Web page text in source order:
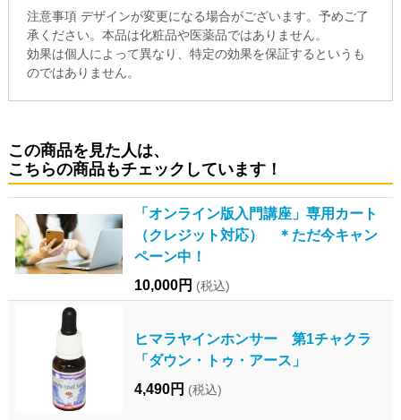
注意事項 デザインが変更になる場合がございます。予めご了
承ください。本品は化粧品や医薬品ではありません。
効果は個人によって異なり、特定の効果を保証するというも
のではありません。
この商品を見た人は、
こちらの商品もチェックしています！
「オンライン版入門講座」専用カート
（クレジット対応） ＊ただ今キャン
ペーン中！
10,000円 (税込)
ヒマラヤインホンサー 第1チャクラ
「ダウン・トゥ・アース」
4,490円 (税込)